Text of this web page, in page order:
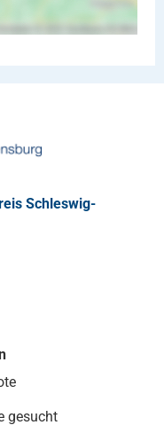
Schleswig-
gesucht